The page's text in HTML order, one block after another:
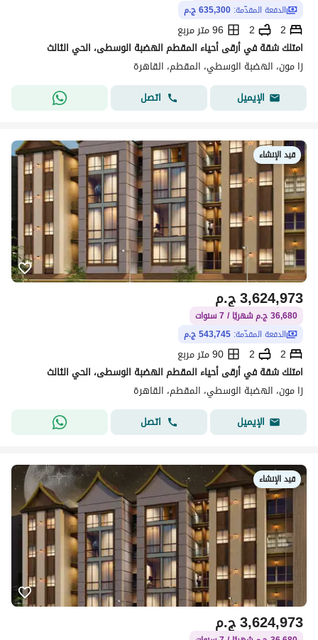
الدفعة المقدّمة: 635,300 ج.م
2
2
96 متر مربع
امتلك شقة في أرقى أحياء المقطم الهضبة الوسطى، الحي الثالث
زا مون، الهضبة الوسطي، المقطم، القاهرة
الإيميل
اتصل
قيد الإنشاء
ج.م3,624,973
36,680 ج.م شهريًا / 7 سنوات
الدفعة المقدّمة: 543,745 ج.م
2
2
90 متر مربع
امتلك شقة في أرقى أحياء المقطم الهضبة الوسطى، الحي الثالث
زا مون، الهضبة الوسطي، المقطم، القاهرة
الإيميل
اتصل
قيد الإنشاء
ج.م3,624,973